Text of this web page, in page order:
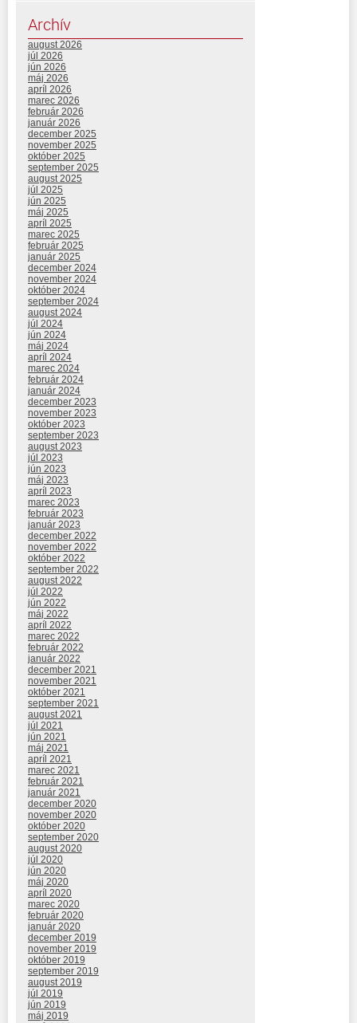
Archív
august 2026
júl 2026
jún 2026
máj 2026
apríl 2026
marec 2026
február 2026
január 2026
december 2025
november 2025
október 2025
september 2025
august 2025
júl 2025
jún 2025
máj 2025
apríl 2025
marec 2025
február 2025
január 2025
december 2024
november 2024
október 2024
september 2024
august 2024
júl 2024
jún 2024
máj 2024
apríl 2024
marec 2024
február 2024
január 2024
december 2023
november 2023
október 2023
september 2023
august 2023
júl 2023
jún 2023
máj 2023
apríl 2023
marec 2023
február 2023
január 2023
december 2022
november 2022
október 2022
september 2022
august 2022
júl 2022
jún 2022
máj 2022
apríl 2022
marec 2022
február 2022
január 2022
december 2021
november 2021
október 2021
september 2021
august 2021
júl 2021
jún 2021
máj 2021
apríl 2021
marec 2021
február 2021
január 2021
december 2020
november 2020
október 2020
september 2020
august 2020
júl 2020
jún 2020
máj 2020
apríl 2020
marec 2020
február 2020
január 2020
december 2019
november 2019
október 2019
september 2019
august 2019
júl 2019
jún 2019
máj 2019